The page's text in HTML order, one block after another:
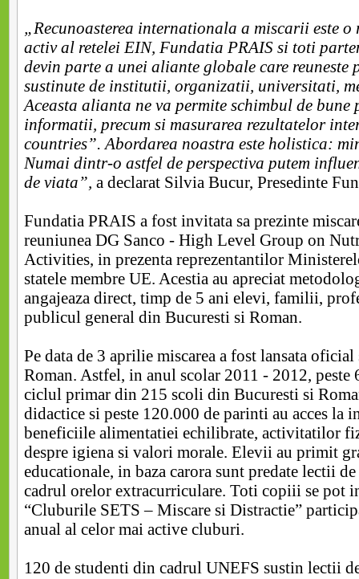
„Recunoasterea internationala a miscarii este o
activ al retelei EIN, Fundatia PRAIS si toti
devin parte a unei aliante globale care reuneste
sustinute de institutii, organizatii, universitati,
Aceasta alianta ne va permite schimbul de
informatii, precum si masurarea rezultatelor
countries”. Abordarea noastra este holistica:
Numai dintr-o astfel de perspectiva putem
de viata”, a declarat Silvia Bucur, Presedinte
Fundatia PRAIS a fost invitata sa prezinte
reuniunea DG Sanco - High Level Group on
Activities, in prezenta reprezentantilor
statele membre UE. Acestia au apreciat
angajeaza direct, timp de 5 ani elevi, familii,
publicul general din Bucuresti si Roman.
Pe data de 3 aprilie miscarea a fost lansata
Roman. Astfel, in anul scolar 2011 - 2012, peste
ciclul primar din 215 scoli din Bucuresti si
didactice si peste 120.000 de parinti au acces la
beneficiile alimentatiei echilibrate, activitatilor
despre igiena si valori morale. Elevii au primit
educationale, in baza carora sunt predate lectii
cadrul orelor extracurriculare. Toti copiii se pot
“Cluburile SETS – Miscare si Distractie”
anual al celor mai active cluburi.
120 de studenti din cadrul UNEFS sustin lectii